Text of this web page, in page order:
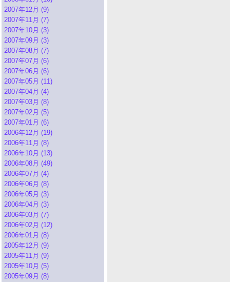
2007年12月 (9)
2007年11月 (7)
2007年10月 (3)
2007年09月 (3)
2007年08月 (7)
2007年07月 (6)
2007年06月 (6)
2007年05月 (11)
2007年04月 (4)
2007年03月 (8)
2007年02月 (5)
2007年01月 (6)
2006年12月 (19)
2006年11月 (8)
2006年10月 (13)
2006年08月 (49)
2006年07月 (4)
2006年06月 (8)
2006年05月 (3)
2006年04月 (3)
2006年03月 (7)
2006年02月 (12)
2006年01月 (8)
2005年12月 (9)
2005年11月 (9)
2005年10月 (5)
2005年09月 (8)